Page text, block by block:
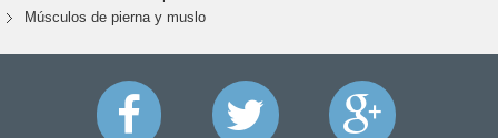
Músculos de pierna y muslo